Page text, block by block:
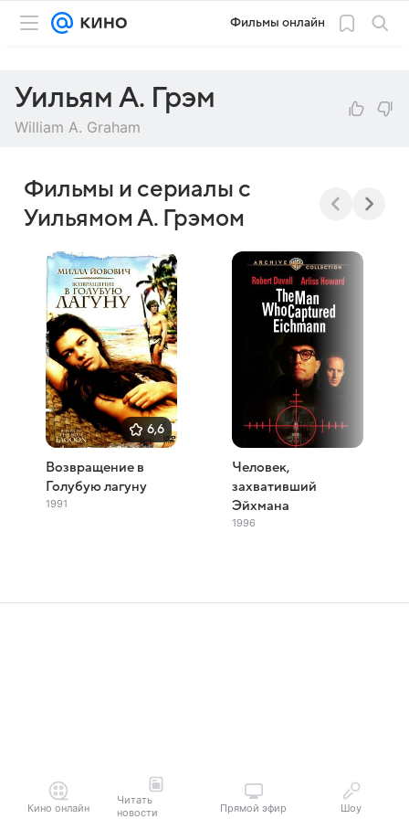
Фильмы онлайн
Уильям А. Грэм
William A. Graham
Фильмы и сериалы с
Уильямом А. Грэмом
6,6
Возвращение в
Голубую лагуну
1991
Человек,
захвативший
Эйхмана
1996
Кино онлайн
Читать
новости
Прямой эфир Шоу